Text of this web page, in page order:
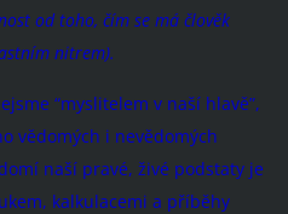
od toho, čím se má člověk
nitrem).
“myslitelem v naší hlavě”,
vědomých i nevědomých
naší pravé, živé podstaty je
kalkulacemi a příběhy